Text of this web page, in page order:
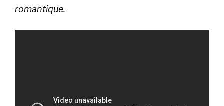
romantique.